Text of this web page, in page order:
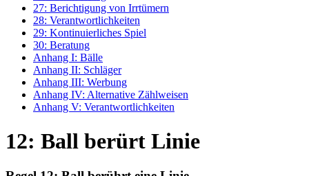
27: Berichtigung von Irrtümern
28: Verantwortlichkeiten
29: Kontinuierliches Spiel
30: Beratung
Anhang I: Bälle
Anhang II: Schläger
Anhang III: Werbung
Anhang IV: Alternative Zählweisen
Anhang V: Verantwortlichkeiten
12: Ball berürt Linie